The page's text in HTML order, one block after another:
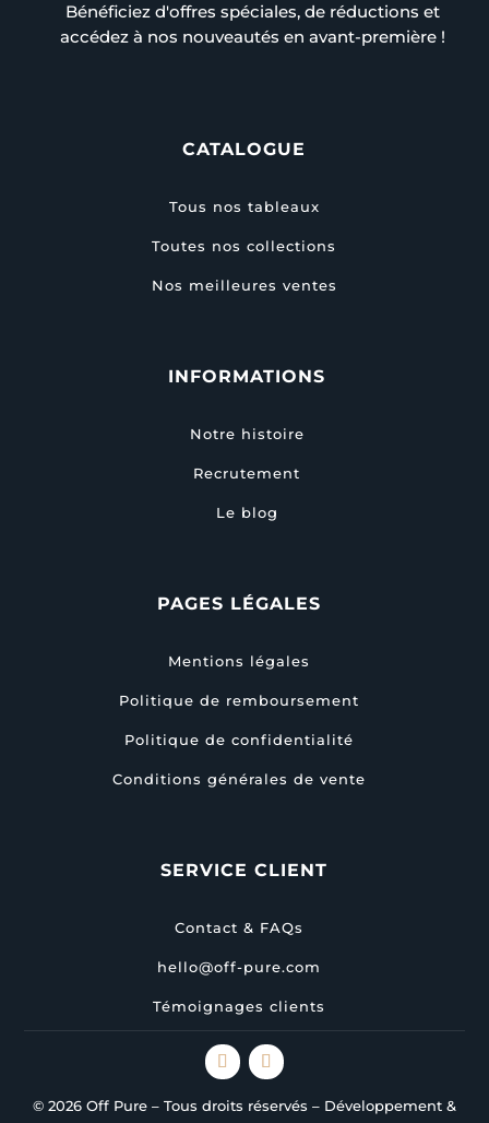
Bénéficiez d'offres spéciales, de réductions et
accédez à nos nouveautés en avant-première !
CATALOGUE
Tous nos tableaux
Toutes nos collections
Nos meilleures ventes
INFORMATIONS
Notre histoire
Recrutement
Le blog
PAGES LÉGALES
Mentions légales
Politique de remboursement
Politique de confidentialité
Conditions générales de vente
SERVICE CLIENT
Contact & FAQs
hello@off-pure.com
Témoignages clients
© 2026 Off Pure – Tous droits réservés – Développement &